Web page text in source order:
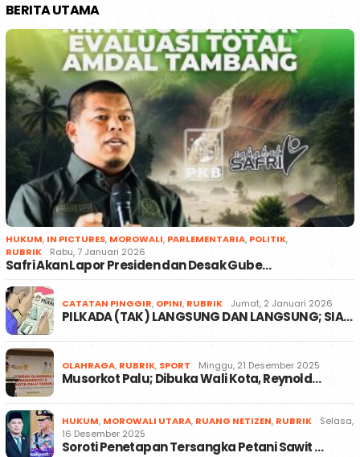
BERITA UTAMA
HUKUM, IN PICTURES, MOROWALI, PARLEMENTARIA, POLITIK,
RUBRIK
Rabu, 7 Januari 2026
Safri Akan Lapor Presiden dan Desak Gube…
CATATAN PINGGIR, OPINI, RUBRIK Jumat, 2 Januari 2026
PILKADA (TAK) LANGSUNG DAN LANGSUNG; SIA…
OLAHRAGA, RUBRIK, SPORT Minggu, 21 Desember 2025
Musorkot Palu; Dibuka Wali Kota, Reynold…
HUKUM, MOROWALI UTARA, RUANG NETIZEN, RUBRIK
Selasa,
16 Desember 2025
Soroti Penetapan Tersangka Petani Sawit …